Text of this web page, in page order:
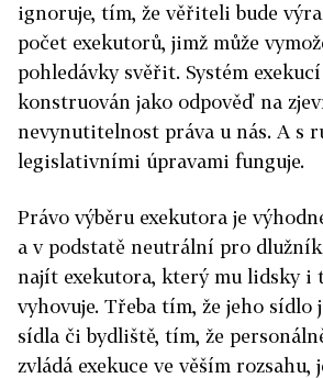
ignoruje, tím, že věřiteli bude
počet exekutorů, jimž může
pohledávky svěřit. Systém
konstruován jako odpověď na
nevynutitelnost práva u nás. A s
legislativními úpravami funguje.
Právo výběru exekutora je
a v podstatě neutrální pro
najít exekutora, který mu lidsky i
vyhovuje. Třeba tím, že jeho sídlo
sídla či bydliště, tím, že
zvládá exekuce ve věším